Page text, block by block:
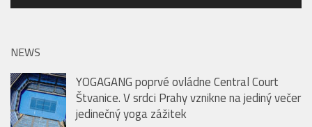
přehrávač
NEWS
YOGAGANG poprvé ovládne Central Court
Štvanice. V srdci Prahy vznikne na jediný večer
jedinečný yoga zážitek